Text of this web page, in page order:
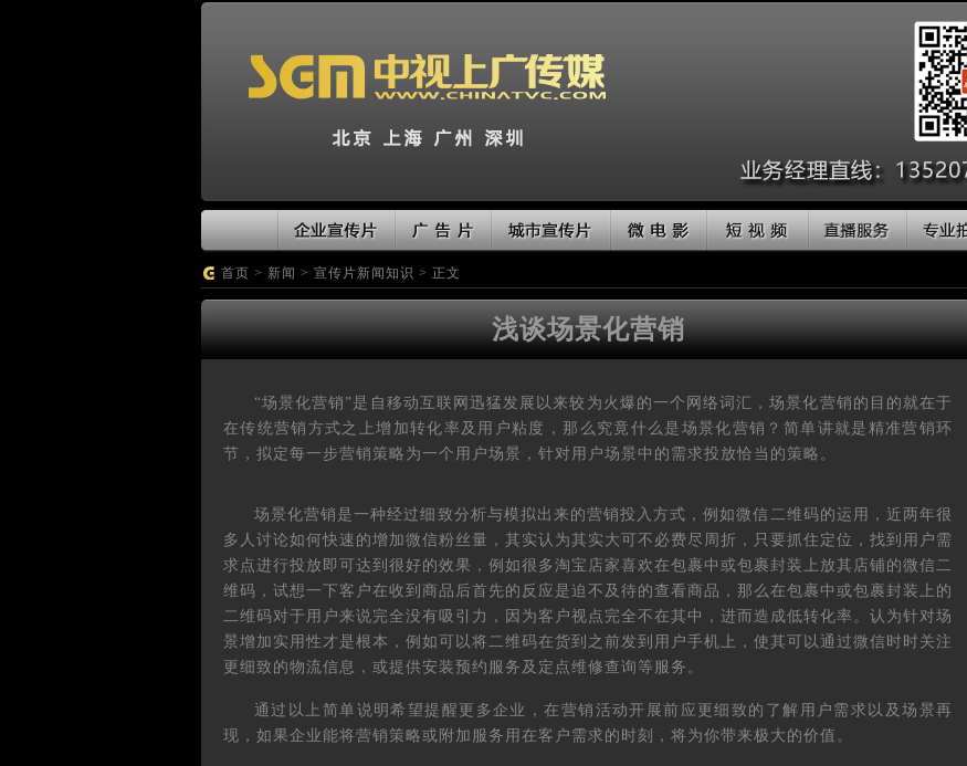
首页 > 新闻 > 宣传片新闻知识 > 正文
浅谈场景化营销
“场景化营销”是自移动互联网迅猛发展以来较为火爆的一个网络词汇，场景化营销的目的就在于
在传统营销方式之上增加转化率及用户粘度，那么究竟什么是场景化营销？简单讲就是精准营销环
节，拟定每一步营销策略为一个用户场景，针对用户场景中的需求投放恰当的策略。
场景化营销是一种经过细致分析与模拟出来的营销投入方式，例如微信二维码的运用，近两年很
多人讨论如何快速的增加微信粉丝量，其实认为其实大可不必费尽周折，只要抓住定位，找到用户需
求点进行投放即可达到很好的效果，例如很多淘宝店家喜欢在包裹中或包裹封装上放其店铺的微信二
维码，试想一下客户在收到商品后首先的反应是迫不及待的查看商品，那么在包裹中或包裹封装上的
二维码对于用户来说完全没有吸引力，因为客户视点完全不在其中，进而造成低转化率。认为针对场
景增加实用性才是根本，例如可以将二维码在货到之前发到用户手机上，使其可以通过微信时时关注
更细致的物流信息，或提供安装预约服务及定点维修查询等服务。
通过以上简单说明希望提醒更多企业，在营销活动开展前应更细致的了解用户需求以及场景再
现，如果企业能将营销策略或附加服务用在客户需求的时刻，将为你带来极大的价值。